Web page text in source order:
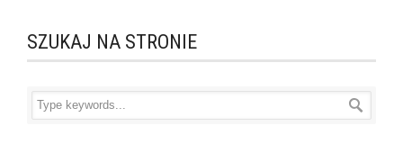
SZUKAJ NA STRONIE